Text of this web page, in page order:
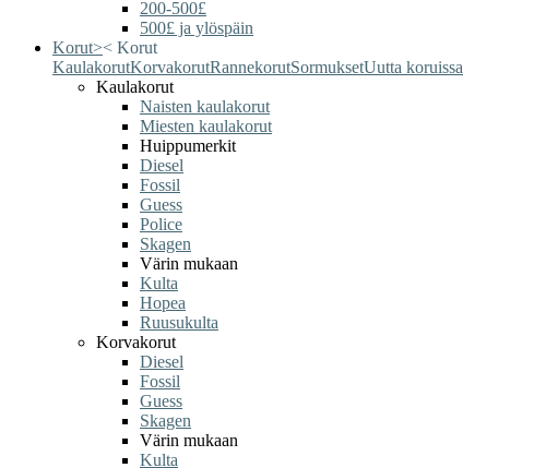
200-500£
500£ ja ylöspäin
Korut>< Korut
KaulakorutKorvakorutRannekorutSormuksetUutta koruissa
Kaulakorut
Naisten kaulakorut
Miesten kaulakorut
Huippumerkit
Diesel
Fossil
Guess
Police
Skagen
Värin mukaan
Kulta
Hopea
Ruusukulta
Korvakorut
Diesel
Fossil
Guess
Skagen
Värin mukaan
Kulta